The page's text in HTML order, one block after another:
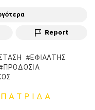
Report
ΕΦΙΆΛΤΗΣ
ΠΡΟΔΟΣΊΑ
ΠΑΤΡΊΔΑ